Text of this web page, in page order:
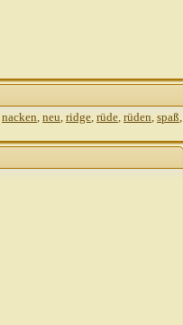
nacken, neu, ridge, rüde, rüden, spaß,